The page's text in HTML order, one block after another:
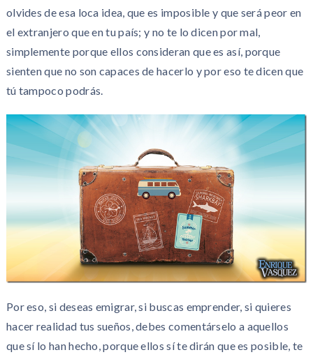
olvides de esa loca idea, que es imposible y que será peor en
el extranjero que en tu país; y no te lo dicen por mal,
simplemente porque ellos consideran que es así, porque
sienten que no son capaces de hacerlo y por eso te dicen que
tú tampoco podrás.
Por eso, si deseas emigrar, si buscas emprender, si quieres
hacer realidad tus sueños, debes comentárselo a aquellos
que sí lo han hecho, porque ellos sí te dirán que es posible, te